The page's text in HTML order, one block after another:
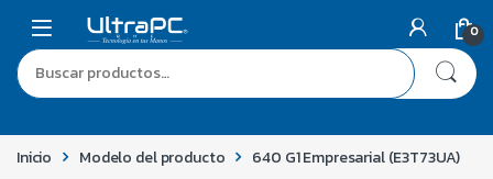
Skip to navigation
0
Buscar por:
Inicio Modelo del producto 640 G1 Empresarial (E3T73UA)